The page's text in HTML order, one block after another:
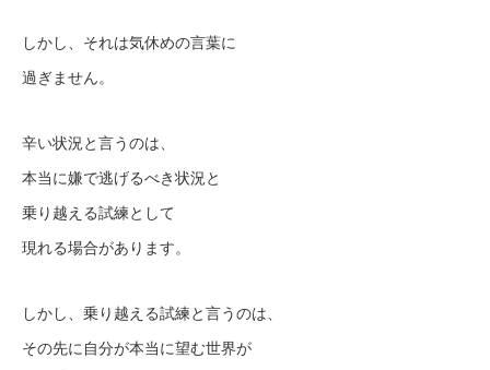
しかし、それは気休めの言葉に
過ぎません。
辛い状況と言うのは、
本当に嫌で逃げるべき状況と
乗り越える試練として
現れる場合があります。
しかし、乗り越える試練と言うのは、
その先に自分が本当に望む世界が